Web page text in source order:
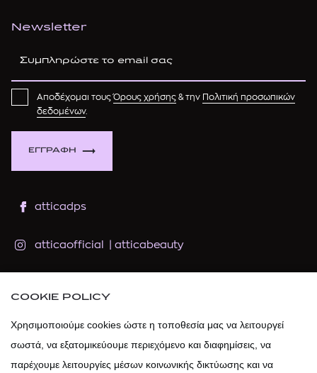
Newsletter
ΕΓΓΡΑΦΗ
Αποδέχομαι τουςΌρους χρήσης & την Πολιτική προσωπικών
δεδομένων.
atticadps
atticaofficial atticabeauty
atticadps
COOKIE POLICY
Χρησιμοποιούμε cookies ώστε η τοποθεσία μας να λειτουργεί
σωστά, να εξατομικεύουμε περιεχόμενο και διαφημίσεις, να
παρέχουμε λειτουργίες μέσων κοινωνικής δικτύωσης και να